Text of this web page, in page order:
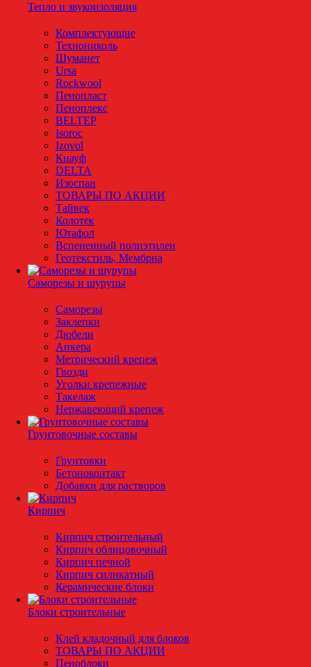
Тепло и звукоизоляция
Комплектующие
Технониколь
Шуманет
Ursa
Rockwool
Пенопласт
Пеноплекс
BELTEP
Isoroc
Izovol
Кнауф
DELTA
Изоспан
ТОВАРЫ ПО АКЦИИ
Тайвек
Колотек
Ютафол
Вспененный полиэтилен
Геотекстиль, Мембрна
Саморезы и шурупы
Саморезы
Заклепки
Дюбели
Анкера
Метрический крепеж
Гвозди
Уголки крепежные
Такелаж
Нержавеющий крепеж
Грунтовочные составы
Грунтовки
Бетоноконтакт
Добавки для растворов
Кирпич
Кирпич строительный
Кирпич облицовочный
Кирпич печной
Кирпич силикатный
Керамические блоки
Блоки строительные
Клей кладочный для блоков
ТОВАРЫ ПО АКЦИИ
Пеноблоки